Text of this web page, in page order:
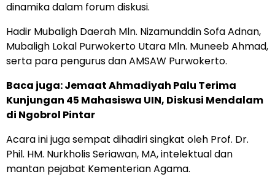
dinamika dalam forum diskusi.
Hadir Mubaligh Daerah Mln. Nizamunddin Sofa Adnan,
Mubaligh Lokal Purwokerto Utara Mln. Muneeb Ahmad,
serta para pengurus dan AMSAW Purwokerto.
Baca juga:Jemaat Ahmadiyah Palu Terima
Kunjungan 45 Mahasiswa UIN, Diskusi Mendalam
di Ngobrol Pintar
Acara ini juga sempat dihadiri singkat oleh Prof. Dr.
Phil. HM. Nurkholis Seriawan, MA, intelektual dan
mantan pejabat Kementerian Agama.